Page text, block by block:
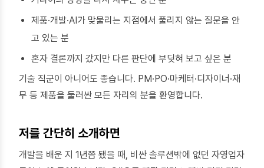
제품·개발·AI가 맞물리는 지점에서 풀리지 않는 질문을 안
고 있는 분
혼자 결론까지 갔지만 다른 판단에 부딪혀 보고 싶은 분
기술 직군이 아니어도 좋습니다. PM·PO·마케터·디자이너·재
무 등 제품을 둘러싼 모든 자리의 분을 환영합니다.
저를 간단히 소개하면
개발을 배운 지 1년쯤 됐을 때, 비싼 솔루션밖에 없던 자영업자